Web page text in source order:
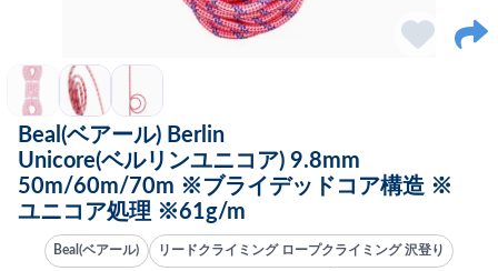
Beal(ベアール) Berlin
Unicore(ベルリンユニコア) 9.8mm
50m/60m/70m ※ブライデッドコア構造 ※
ユニコア処理 ※61g/m
Beal(ベアール) リードクライミング ロープクライミング 沢登り